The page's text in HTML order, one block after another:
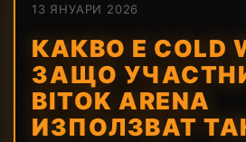
13 ЯНУАРИ 2026
КАКВО Е COLD
ЗАЩО
BITOK ARENA
ИЗПОЛЗВАТ